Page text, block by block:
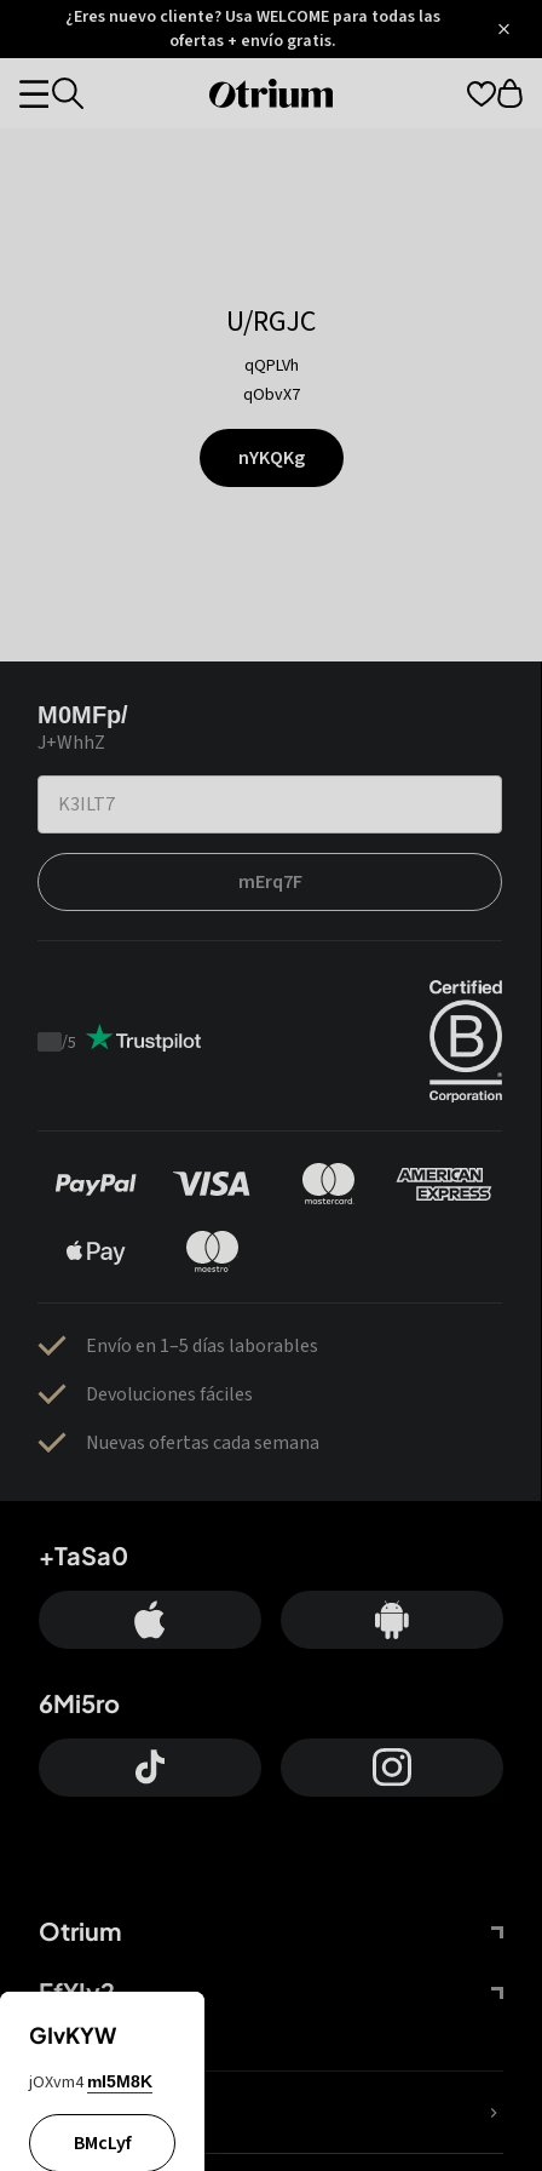
Otrium
Trustpilot
¿Eres nuevo cliente? Usa WELCOME para todas las
ofertas + envío gratis.
Otrium
Categories
U/RGJC
qQPLVh
qObvX7
nYKQKg
M0MFp/
J+WhhZ
mErq7F
Trustpilot
/5
Envío en 1–5 días laborables
Devoluciones fáciles
Nuevas ofertas cada semana
Otrium
FfYIy2
+TaSa0
6Mi5ro
65A04M
GIvKYW
jOXvm4 mI5M8K
BMcLyf